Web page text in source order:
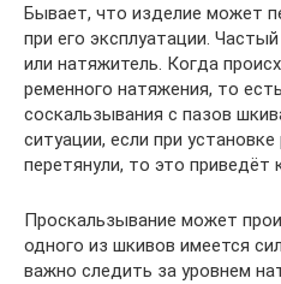
Бывает, что изделие может
при его эксплуатации.
или натяжитель. Когда
ременного натяжения, то
соскальзывания с пазов
ситуации, если при
перетянули, то это приведёт
Проскальзывание может
одного из шкивов имеется
важно следить за уровнем